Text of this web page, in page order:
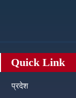
Quick Link
प्रदेश